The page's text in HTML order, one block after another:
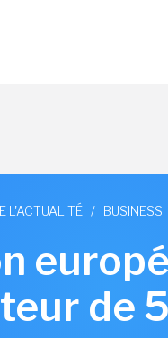
L'ACTUALITÉ / BUSINESS
de